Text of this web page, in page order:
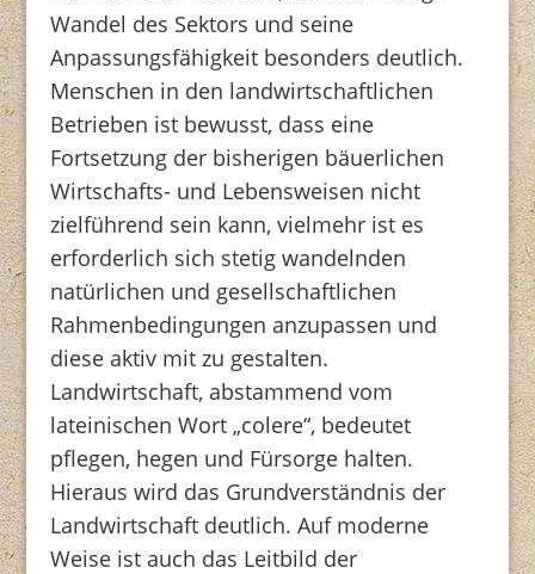
Wandel des Sektors und seine
Anpassungsfähigkeit besonders deutlich.
Menschen in den landwirtschaftlichen
Betrieben ist bewusst, dass eine
Fortsetzung der bisherigen bäuerlichen
Wirtschafts- und Lebensweisen nicht
zielführend sein kann, vielmehr ist es
erforderlich sich stetig wandelnden
natürlichen und gesellschaftlichen
Rahmenbedingungen anzupassen und
diese aktiv mit zu gestalten.
Landwirtschaft, abstammend vom
lateinischen Wort „colere“, bedeutet
pflegen, hegen und Fürsorge halten.
Hieraus wird das Grundverständnis der
Landwirtschaft deutlich. Auf moderne
Weise ist auch das Leitbild der